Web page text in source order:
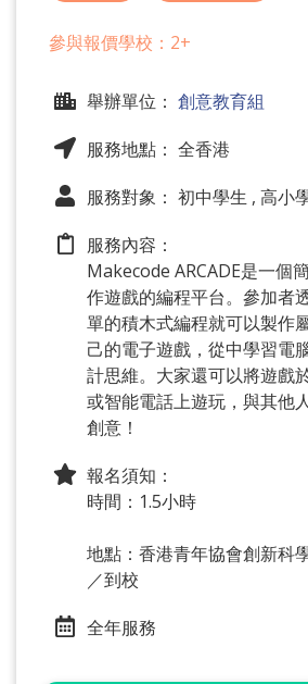
參與報價學校：2+
舉辦單位： 創意教育組
服務地點： 全香港
服務對象： 初中學生 , 高小
服務內容：
Makecode ARCADE是一個
作遊戲的編程平台。參加者
單的積木式編程就可以製作
己的電子遊戲，從中學習電
計思維。大家還可以將遊戲
或智能電話上遊玩，與其他
創意！
報名須知：
時間：1.5小時
地點：香港青年協會創新科
／到校
全年服務